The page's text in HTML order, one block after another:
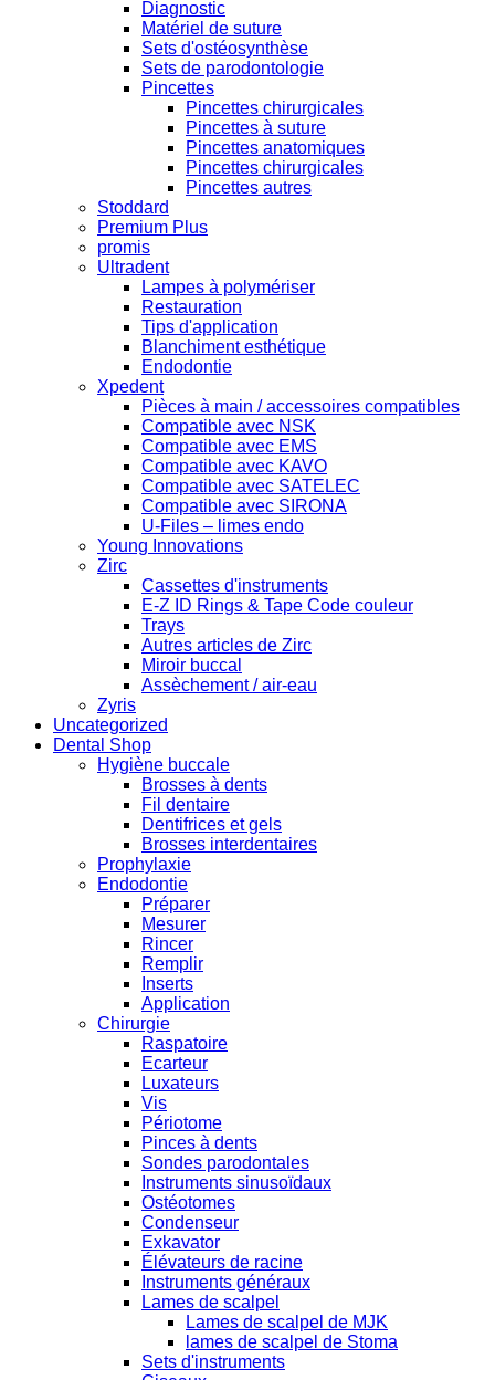
Diagnostic
Matériel de suture
Sets d'ostéosynthèse
Sets de parodontologie
Pincettes
Pincettes chirurgicales
Pincettes à suture
Pincettes anatomiques
Pincettes chirurgicales
Pincettes autres
Stoddard
Premium Plus
promis
Ultradent
Lampes à polymériser
Restauration
Tips d'application
Blanchiment esthétique
Endodontie
Xpedent
Pièces à main / accessoires compatibles
Compatible avec NSK
Compatible avec EMS
Compatible avec KAVO
Compatible avec SATELEC
Compatible avec SIRONA
U-Files – limes endo
Young Innovations
Zirc
Cassettes d'instruments
E-Z ID Rings & Tape Code couleur
Trays
Autres articles de Zirc
Miroir buccal
Assèchement / air-eau
Zyris
Uncategorized
Dental Shop
Hygiène buccale
Brosses à dents
Fil dentaire
Dentifrices et gels
Brosses interdentaires
Prophylaxie
Endodontie
Préparer
Mesurer
Rincer
Remplir
Inserts
Application
Chirurgie
Raspatoire
Ecarteur
Luxateurs
Vis
Périotome
Pinces à dents
Sondes parodontales
Instruments sinusoïdaux
Ostéotomes
Condenseur
Exkavator
Élévateurs de racine
Instruments généraux
Lames de scalpel
Lames de scalpel de MJK
lames de scalpel de Stoma
Sets d'instruments